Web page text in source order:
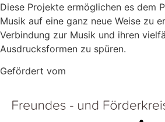
Diese Projekte ermöglichen es dem
Musik auf eine ganz neue Weise zu
Verbindung zur Musik und ihren
Ausdrucksformen zu spüren.
Gefördert vom